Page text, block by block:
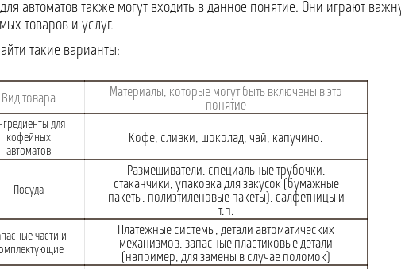
автоматов также могут входить в данное понятие. Они играют
товаров и услуг.
такие варианты:
Вид товара
Материалы, которые могут быть включены в это
понятие
для
кофейных
автоматов
Кофе, сливки, шоколад, чай, капучино.
Посуда
Размешиватели, специальные трубочки,
стаканчики, упаковка для закусок (бумажные
пакеты, полиэтиленовые пакеты), салфетницы и
т.п.
части и
Платежные системы, детали автоматических
механизмов, запасные пластиковые детали
(например, для замены в случае поломок)